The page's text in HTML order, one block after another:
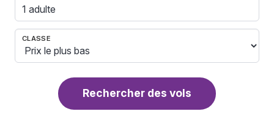
1 adulte
CLASSE
Rechercher des vols